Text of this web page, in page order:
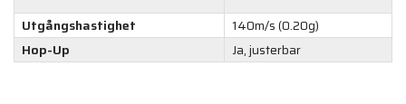
Utgångshastighet
140m/s (0.20g)
Hop-Up
Ja, justerbar